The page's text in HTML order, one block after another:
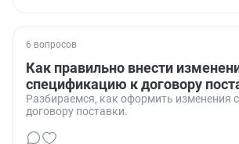
6 вопросов
Как правильно внести
спецификацию к договору
Разбираемся, как оформить изменения
договору поставки.